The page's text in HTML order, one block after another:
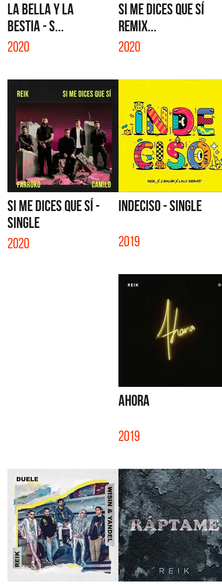
LA BELLA Y LA
BESTIA - S...
2020
SI ME DICES QUE SÍ
REMIX...
2020
SI ME DICES QUE SÍ -
SINGLE
2020
INDECISO - SINGLE
2019
AHORA
2019